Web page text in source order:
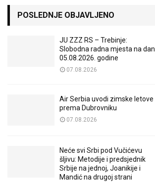
POSLEDNJE OBJAVLJENO
JU ZZZ RS – Trebinje:
Slobodna radna mjesta na dan
05.08.2026. godine
07.08.2026
Air Serbia uvodi zimske letove
prema Dubrovniku
07.08.2026
Neće svi Srbi pod Vučićevu
šljivu: Metodije i predsjednik
Srbije na jednoj, Joanikije i
Mandić na drugoj strani